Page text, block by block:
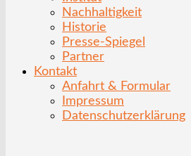
Nachhaltigkeit
Historie
Presse-Spiegel
Partner
Kontakt
Anfahrt & Formular
Impressum
Datenschutzerklärung